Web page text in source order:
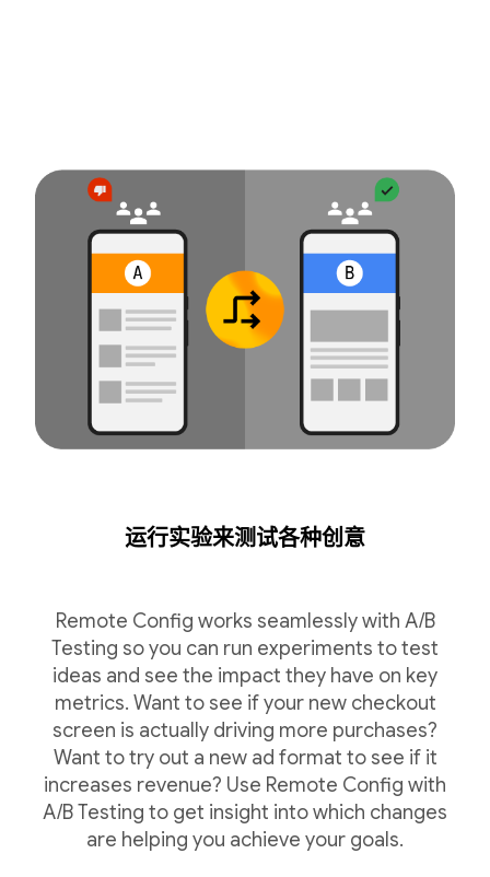
运行实验来测试各种创意
Remote Config works seamlessly with A/B
Testing so you can run experiments to test
ideas and see the impact they have on key
metrics. Want to see if your new checkout
screen is actually driving more purchases?
Want to try out a new ad format to see if it
increases revenue? Use Remote Config with
A/B Testing to get insight into which changes
are helping you achieve your goals.